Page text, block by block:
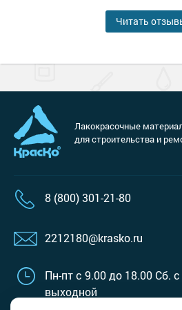
Читать
Лакокрасочные
для строительства и
8 (800) 301-21-80
2212180@krasko.ru
Пн-пт с 9.00 до 18.00 Сб.
выходной